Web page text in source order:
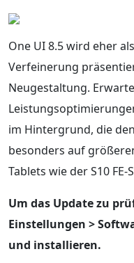
One UI 8.5 wird eher
Verfeinerung
Neugestaltung.
im Hintergrund, die
besonders auf
Tablets wie der S10 FE-
Um das Update zu
Einstellungen >
und installieren.